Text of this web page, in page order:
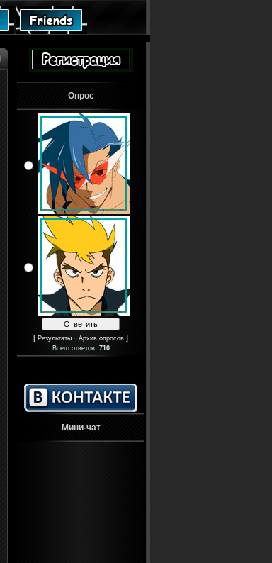
Опрос
[ Результаты · Архив опросов ]
Всего ответов: 710
Мини-чат